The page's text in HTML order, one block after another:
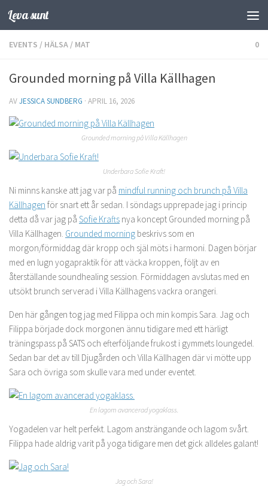
Hoppa till innehåll
Leva sunt
EVENTS / HÄLSA / MAT 0
Grounded morning på Villa Källhagen
AVJESSICA SUNDBERG · APRIL 16, 2026
Grounded morning på Villa Källhagen
Underbara Sofie Kraft!
Ni minns kanske att jag var på mindful running och brunch på Villa
Källhagen för snart ett år sedan. I söndags upprepade jag i princip
detta då var jag på Sofie Krafts nya koncept Grounded morning på
Villa Källhagen. Grounded morning beskrivs som en
morgon/förmiddag där kropp och själ möts i harmoni. Dagen börjar
med en lugn yogapraktik för att väcka kroppen, följt av en
återställande soundhealing session. Förmiddagen avslutas med en
utsökt brunch serverad i Villa Källhagens vackra orangeri.
Den här gången tog jag med Filippa och min kompis Sara. Jag och
Filippa började dock morgonen ännu tidigare med ett härligt
träningspass på SATS och efterföljande frukost i gymmets loungedel.
Sedan bar det av till Djugården och Villa Källhagen där vi mötte upp
Sara och övriga som skulle vara med under eventet.
En lagom avancerad yogaklass.
Yogadelen var helt perfekt. Lagom ansträngande och lagom svårt.
Filippa hade aldrig varit på yoga tidigare men det gick alldeles galant!
Jag och Sara!